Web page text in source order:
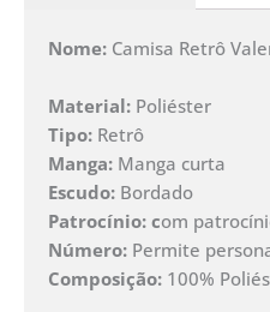
Nome: Camisa Retrô
Material: Poliéster
Tipo: Retrô
Manga: Manga curta
Escudo: Bordado
Patrocínio: com
Número: Permite
Composição: 100%